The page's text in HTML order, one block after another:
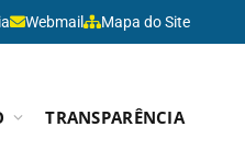
Webmail Mapa do Site
TRANSPARÊNCIA